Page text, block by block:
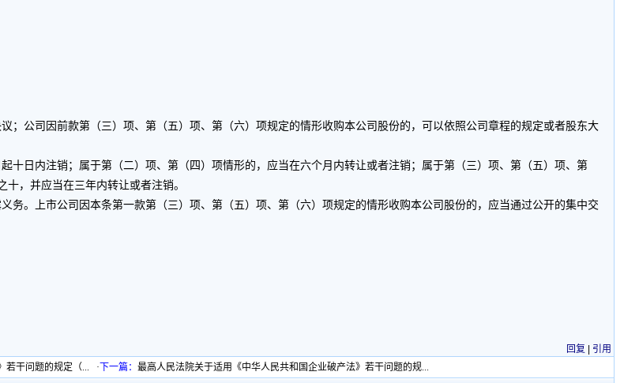
；公司因前款第（三）项、第（五）项、第（六）项规定的情形收购本公司股份的，可以依照公司章程的规定或者股东大
十日内注销；属于第（二）项、第（四）项情形的，应当在六个月内转让或者注销；属于第（三）项、第（五）项、第
，并应当在三年内转让或者注销。
务。上市公司因本条第一款第（三）项、第（五）项、第（六）项规定的情形收购本公司股份的，应当通过公开的集中交
回复
引用
若干问题的规定（... · 下一篇：最高人民法院关于适用《中华人民共和国企业破产法》若干问题的规...